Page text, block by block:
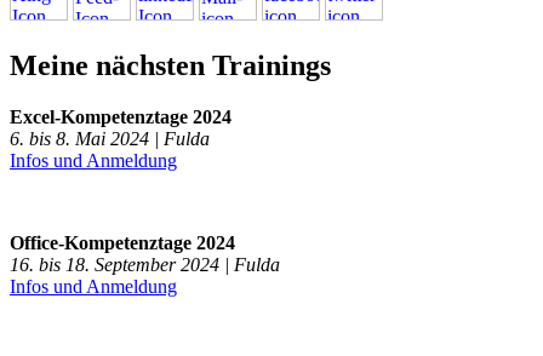
Meine nächsten Trainings
Excel-Kompetenztage 2024
6. bis 8. Mai 2024 | Fulda
Infos und Anmeldung
Office-Kompetenztage 2024
16. bis 18. September 2024 | Fulda
Infos und Anmeldung